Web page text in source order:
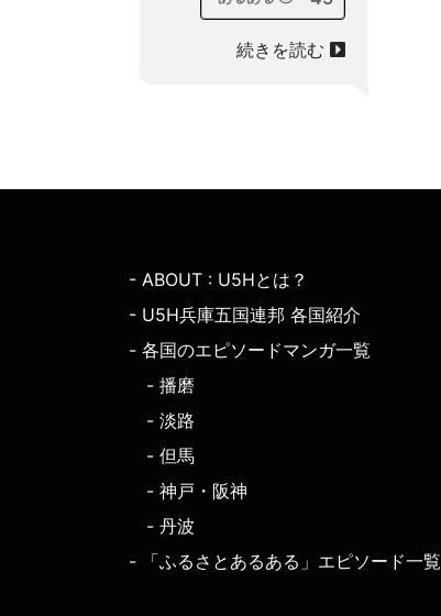
続きを読む
- ABOUT : U5Hとは？
- U5H兵庫五国連邦 各国紹介
- 各国のエピソードマンガ一覧
- 播磨
- 淡路
- 但馬
- 神戸・阪神
- 丹波
- 「ふるさとあるある」エピソード一覧